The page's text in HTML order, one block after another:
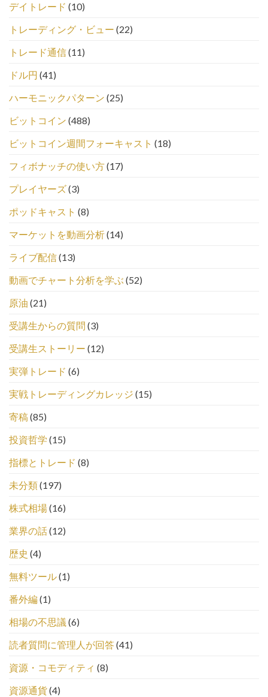
デイトレード (10)
トレーディング・ビュー (22)
トレード通信(11)
ドル円 (41)
ハーモニックパターン (25)
ビットコイン (488)
ビットコイン週間フォーキャスト (18)
フィボナッチの使い方(17)
プレイヤーズ(3)
ポッドキャスト (8)
マーケットを動画分析(14)
ライブ配信(13)
動画でチャート分析を学ぶ (52)
原油 (21)
受講生からの質問 (3)
受講生ストーリー (12)
実弾トレード (6)
実戦トレーディングカレッジ (15)
寄稿(85)
投資哲学 (15)
指標とトレード (8)
未分類(197)
株式相場(16)
業界の話(12)
歴史 (4)
無料ツール(1)
番外編(1)
相場の不思議 (6)
読者質問に管理人が回答(41)
資源・コモディティ (8)
資源通貨(4)